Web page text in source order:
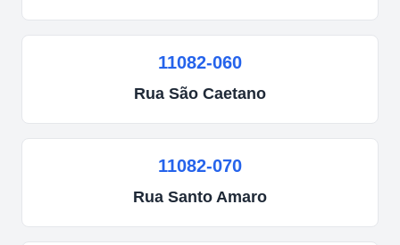
11082-060
Rua São Caetano
11082-070
Rua Santo Amaro